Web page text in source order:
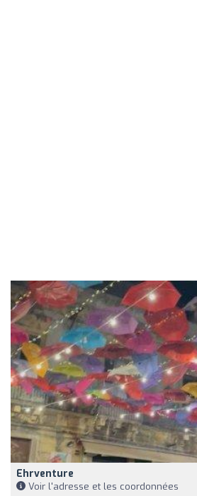
Ehrventure
Voir l'adresse et les coordonnées